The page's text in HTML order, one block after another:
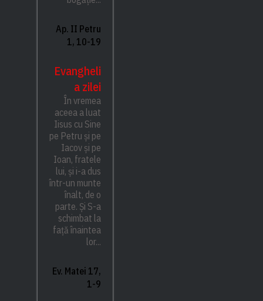
Ap. II Petru
1, 10-19
Evangheli
a zilei
În vremea
aceea a luat
Iisus cu Sine
pe Petru și pe
Iacov și pe
Ioan, fratele
lui, și i-a dus
într-un munte
înalt, de o
parte. Și S-a
schimbat la
față înaintea
lor...
Ev. Matei 17,
1-9